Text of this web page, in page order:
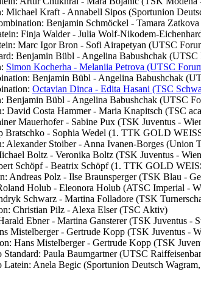
Michael Kraft - Annabell Sipos (Sportunion
Benjamin Schmöckel - Tamara
Finja Walder - Julia Wolf-Nikodem-
Marc Igor Bron - Sofi Airapetyan (UTSC
Benjamin Bübl - Angelina Babushchak
Simon Kocherha - Melaniia Petrova (UTSC
Benjamin Bübl - Angelina Babushchak
Octavian Dinca - Edita Hasani (TSC
Benjamin Bübl - Angelina Babushchak (UTSC
David Costa Hammer - Maria Knapitsch (TSC
Mauerhofer - Sabine Pux (TSK Juventus -
Bratschko - Sophia Wedel (1. TTK GOLD
Alexander Stoiber - Anna Ivanen-Borges (Union
Boltz - Veronika Boltz (TSK Juventus -
Schöpf - Beatrix Schöpf (1. TTK GOLD
Andreas Polz - Ilse Braunsperger (TSK Blau -
Holub - Eleonora Holub (ATSC Imperial -
Schwarz - Martina Folladore (TSK
Christian Pilz - Alexa Elser (TSC Aktiv)
Ebner - Martina Gansterer (TSK Juventus -
Mistelberger - Gertrude Kopp (TSK Juventus -
Hans Mistelberger - Gertrude Kopp (TSK
Paula Baumgartner (UTSC
Latein: Anela Begic (Sportunion Deutsch